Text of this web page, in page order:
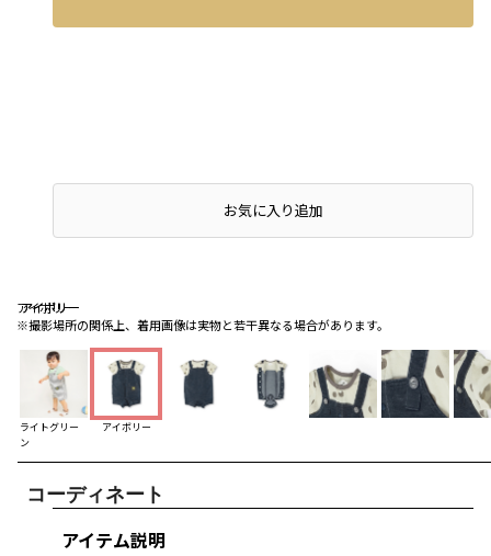
アイボリー
※撮影場所の関係上、着用画像は実物と若干異なる場合があります。
アイボリー
アイボリー
ライトグリー
ン
アイボリー
コーディネート
お気に入り追加
アイテム説明